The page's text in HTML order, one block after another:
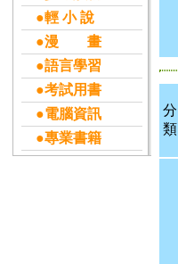
●輕 小 說
●漫 畫
●語言學習
●考試用書
●電腦資訊
●專業書籍
分
類